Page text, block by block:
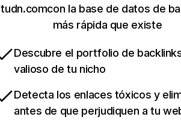
tudn.comcon la base de datos de
más rápida que existe
Descubre el portfolio de
valioso de tu nicho
Detecta los enlaces tóxicos y
antes de que perjudiquen a tu